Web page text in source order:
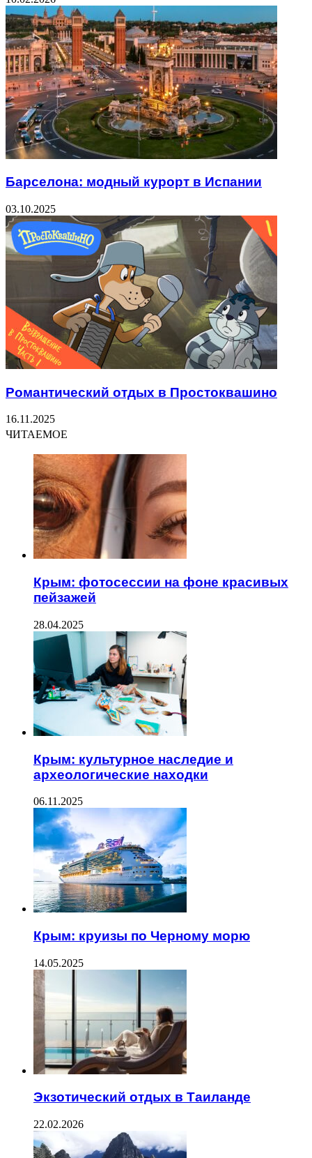
Барселона: модный курорт в Испании
03.10.2025
Романтический отдых в Простоквашино
16.11.2025
ЧИТАЕМОЕ
Крым: фотосессии на фоне красивых
пейзажей
28.04.2025
Крым: культурное наследие и
археологические находки
06.11.2025
Крым: круизы по Черному морю
14.05.2025
Экзотический отдых в Таиланде
22.02.2026